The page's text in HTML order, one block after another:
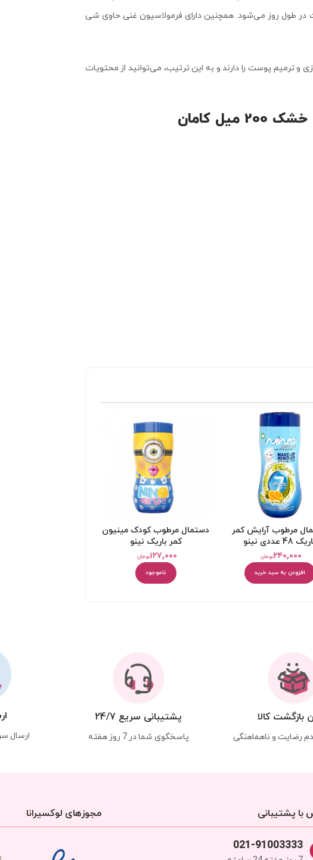
در طول روز می‌شود. همچنین دارای فرمولاسیون غنی حاوی شی
و ترمیم پوست را دارند و به این ترتیب، می‌توانید از محتویات
کامان
مرطوب آرايش کمر
48 عددی نینو
تومان۲۴۰,۰۰۰
افزودن به سبد خرید
دستمال مرطوب کودک مینیون
کمر باريک نینو
تومان۱۲۷,۰۰۰
ناموجود
بازگشت کالا
رضایت و ناهماهنگی
پشتیبانی سریع 24/7
پاسخگوی شما در 7 روز هفته ارسال
با پشتیبانی
021-91003333
مجوزهای لوکسیرانا